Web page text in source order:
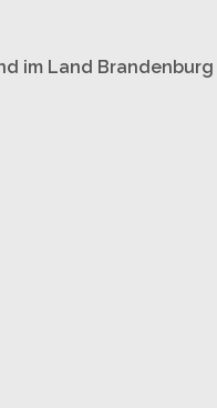
im Land Brandenburg